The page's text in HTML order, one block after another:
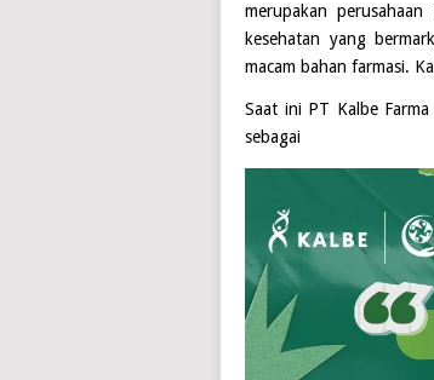
merupakan
kesehatan yang
macam bahan farmasi.
Saat ini PT Kalbe
sebagai